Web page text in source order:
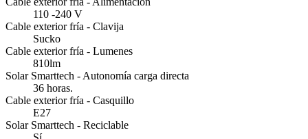
110 -240 V
Cable exterior fría - Clavija
Sucko
Cable exterior fría - Lumenes
810lm
Solar Smarttech - Autonomía carga directa
36 horas.
Cable exterior fría - Casquillo
E27
Solar Smarttech - Reciclable